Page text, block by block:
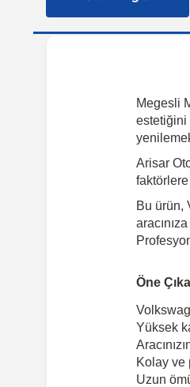
Megesli
estetiğini
Arisar
faktörlere
Bu ürün,
Öne
Yüksek
Kolay ve
Uzun